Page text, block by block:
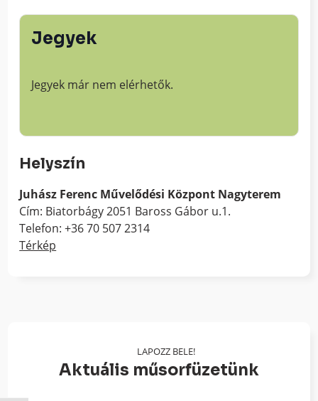
Jegyek
Jegyek már nem elérhetők.
Helyszín
Juhász Ferenc Művelődési Központ Nagyterem
Cím: Biatorbágy 2051 Baross Gábor u.1.
Telefon: +36 70 507 2314
Térkép
LAPOZZ BELE!
Aktuális műsorfüzetünk